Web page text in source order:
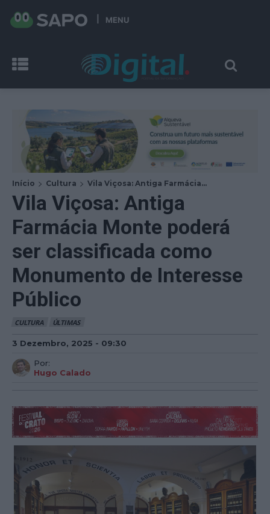
MENU
Início Cultura Vila Viçosa: Antiga Farmácia...
Vila Viçosa: Antiga
Farmácia Monte poderá
ser classificada como
Monumento de Interesse
Público
CULTURA ÚLTIMAS
3 Dezembro, 2025 - 09:30
Por:
Hugo Calado